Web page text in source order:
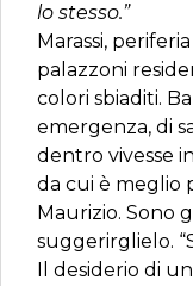
lo stesso.”
Marassi,
palazzoni
colori sbiaditi.
emergenza, di
dentro vivesse
da cui è meglio
Maurizio. Sono
suggerirglielo.
Il desiderio di